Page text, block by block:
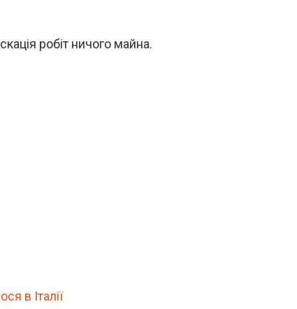
робіт ничого майна.
в Італії